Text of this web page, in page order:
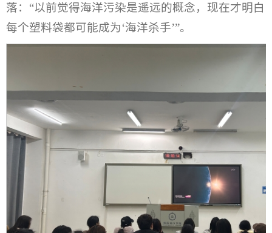
落：“以前觉得海洋污染是遥远的概念，现在才明白
每个塑料袋都可能成为‘海洋杀手’”。